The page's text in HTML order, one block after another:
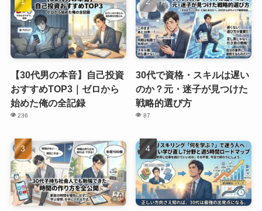
【30代男の本音】自己投資
おすすめTOP3｜ゼロから
始めた俺の全記録
236
30代で資格・スキルは遅い
のか？元・迷子が見つけた
戦略的選び方
87